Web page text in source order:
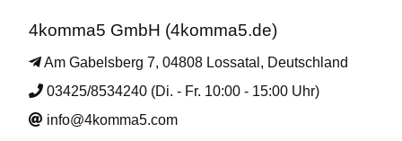
4komma5 GmbH (4komma5.de)
Am Gabelsberg 7, 04808 Lossatal, Deutschland
03425/8534240 (Di. - Fr. 10:00 - 15:00 Uhr)
info@4komma5.com